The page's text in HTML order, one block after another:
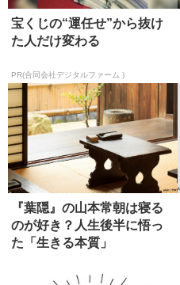
宝くじの“運任せ”から抜け
た人だけ変わる
PR(合同会社デジタルファーム )
『葉隠』の山本常朝は寝る
のが好き？人生後半に悟っ
た「生きる本質」